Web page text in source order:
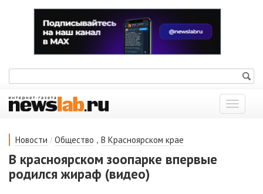
Показать
меню
Новости / Общество , В Красноярском крае
В красноярском зоопарке впервые
родился жираф (видео)